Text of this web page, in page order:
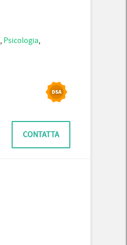
, Psicologia,
CONTATTA